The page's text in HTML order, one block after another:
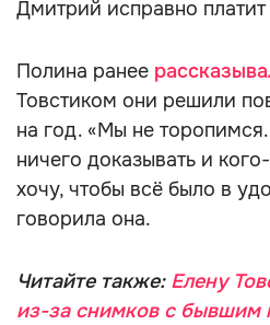
Дмитрий исправно
Полина ранее
Товстиком они решили
на год. «Мы не
ничего доказывать и
хочу, чтобы всё было в
говорила она.
Читайте также: Елену
из-за снимков с бывшим